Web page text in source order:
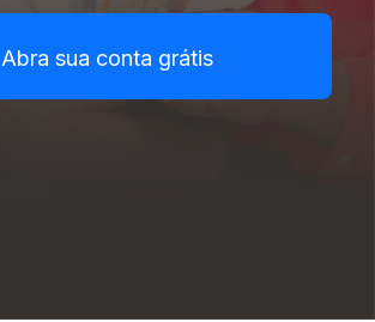
Abra sua conta grátis